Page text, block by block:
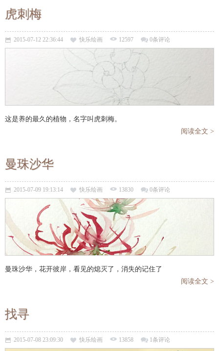
虎刺梅
2015-07-12 22:36:44 快乐绘画 12597 0条评论
这是养的最久的植物，名字叫虎刺梅。
阅读全文 >
曼珠沙华
2015-07-09 19:13:14 快乐绘画 13830 0条评论
曼珠沙华，花开彼岸，看见的熄灭了，消失的记住了
阅读全文 >
找寻
2015-07-08 23:09:30 快乐绘画 13858 1条评论